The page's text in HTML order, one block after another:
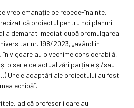
vreo emanație pe repede-înainte,
că proiectul pentru noi planuri-
a demarat imediat după promulgarea
nr. 198/2023, „având în
vigoare au o vechime considerabilă,
o serie de actualizări parțiale și/sau
Unele adaptări ale proiectului au fost
echipă”.
adică profesorii care au